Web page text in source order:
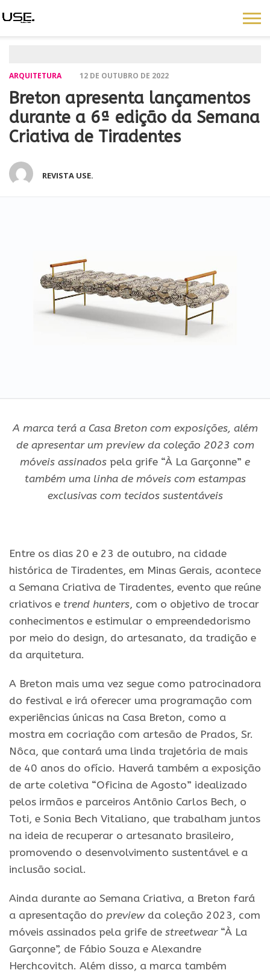
ARQUITETURA 12 DE OUTUBRO DE 2022
Breton apresenta lançamentos
durante a 6ª edição da Semana
Criativa de Tiradentes
REVISTA USE.
A marca terá a Casa Breton com exposições, além
de apresentar um preview da coleção 2023 com
móveis assinados pela grife “À La Garçonne” e
também uma linha de móveis com estampas
exclusivas com tecidos sustentáveis
Entre os dias 20 e 23 de outubro, na cidade
histórica de Tiradentes, em Minas Gerais, acontece
a Semana Criativa de Tiradentes, evento que reúne
criativos e trend hunters, com o objetivo de trocar
conhecimentos e estimular o empreendedorismo
por meio do design, do artesanato, da tradição e
da arquitetura.
A Breton mais uma vez segue como patrocinadora
do festival e irá oferecer uma programação com
experiências únicas na Casa Breton, como a
mostra em cocriação com artesão de Prados, Sr.
Nôca, que contará uma linda trajetória de mais
de 40 anos do ofício. Haverá também a exposição
de arte coletiva “Oficina de Agosto” idealizado
pelos irmãos e parceiros Antônio Carlos Bech, o
Toti, e Sonia Bech Vitaliano, que trabalham juntos
na ideia de recuperar o artesanato brasileiro,
promovendo o desenvolvimento sustentável e a
inclusão social.
Ainda durante ao Semana Criativa, a Breton fará
a apresentação do preview da coleção 2023, com
móveis assinados pela grife de streetwear“À La
Garçonne”, de Fábio Souza e Alexandre
Herchcovitch. Além disso, a marca também